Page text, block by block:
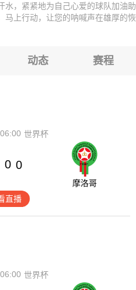
水，紧紧地为自己心爱的球队加油助
马上行动，让您的呐喊声在雄厚的恢
动态 赛程
06:00 世界杯
0 0
摩洛哥
直播
06:00 世界杯